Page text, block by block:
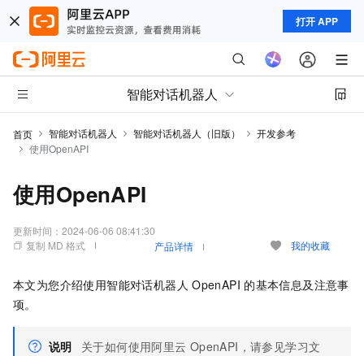
打开 APP
智能对话机器人
首页 智能对话机器人 智能对话机器人（旧版）
开发参考
使用OpenAPI
使用OpenAPI
更新时间： 2024-06-06 08:41:30
复制 MD 格式
产品详情 我的收藏
本文为您介绍使用智能对话机器人 OpenAPI 的基本信息及注意事
项。
说明 关于如何使用阿里云 OpenAPI，请参见学习文